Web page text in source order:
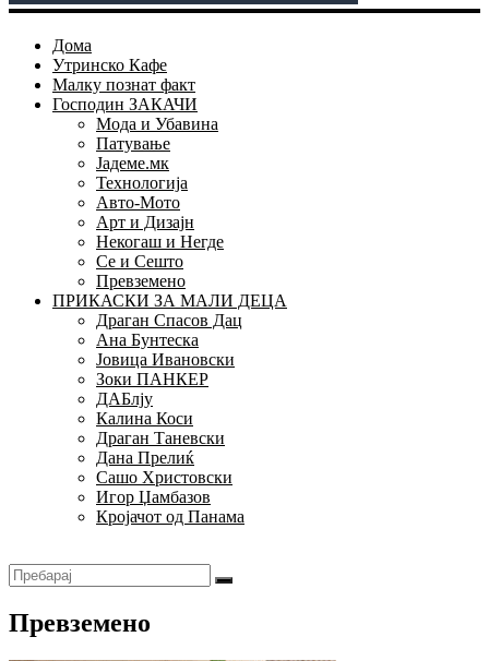
Дома
Утринско Кафе
Малку познат факт
Господин ЗАКАЧИ
Мода и Убавина
Патување
Јадеме.мк
Технологија
Авто-Мото
Арт и Дизајн
Некогаш и Негде
Се и Сешто
Превземено
ПРИКАСКИ ЗА МАЛИ ДЕЦА
Драган Спасов Дац
Ана Бунтеска
Јовица Ивановски
Зоки ПАНКЕР
ДАБлју
Калина Коси
Драган Таневски
Дана Прелиќ
Сашо Христовски
Игор Џамбазов
Кројачот од Панама
Превземено